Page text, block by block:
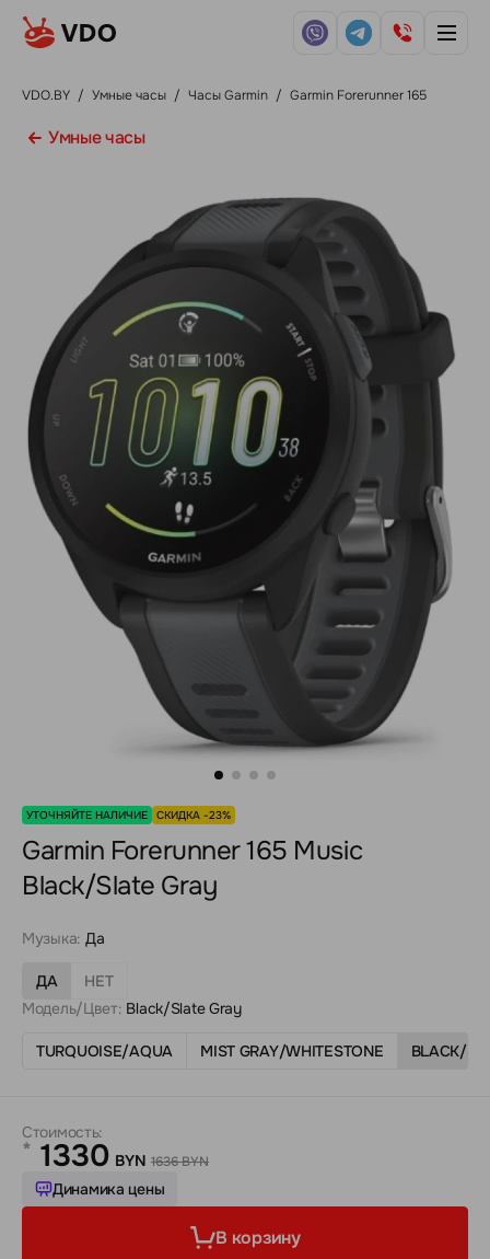
VDO.BY / Умные часы / Часы Garmin / Garmin Forerunner 165
Умные часы
УТОЧНЯЙТЕ НАЛИЧИЕ СКИДКА -23%
Garmin Forerunner 165 Music
Black/Slate Gray
Музыка: Да
ДА
НЕТ
Модель/Цвет: Black/Slate Gray
TURQUOISE/AQUA MIST GRAY/WHITESTONE BLACK/
Стоимость:
* 1330 BYN 1636 BYN
Динамика цены
В корзину